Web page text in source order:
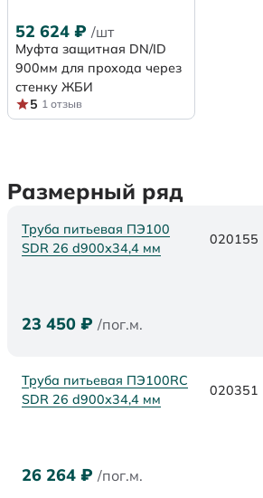
52 624 ₽ /шт
Муфта защитная DN/ID
900мм для прохода через
стенку ЖБИ
5 1 отзыв
Размерный ряд
Труба питьевая ПЭ100
SDR 26 d900х34,4 мм
020155
23 450 ₽ /пог.м.
Труба питьевая ПЭ100RC
SDR 26 d900х34,4 мм
020351
26 264 ₽ /пог.м.